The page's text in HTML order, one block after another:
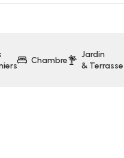
Chambre
Jardin
& Terrasse